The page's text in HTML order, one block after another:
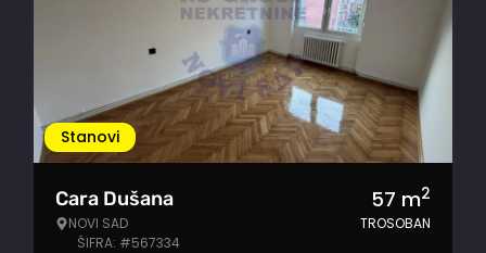
Stanovi
Cara Dušana
NOVI SAD
ŠIFRA: #567334
57 m2
TROSOBAN